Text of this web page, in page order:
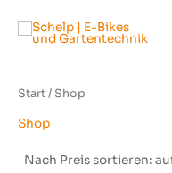
Inhalt
springen
Start/ Shop
Shop